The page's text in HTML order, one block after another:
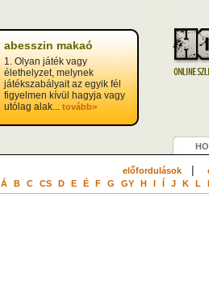
abesszin makaó
1. Olyan játék vagy
élethelyzet, melynek
játékszabályait az egyik fél
figyelmen kívül hagyja vagy
utólag alak... tovább>
előfordulások|
Á B C CS D E É F G GY H I Í J K L